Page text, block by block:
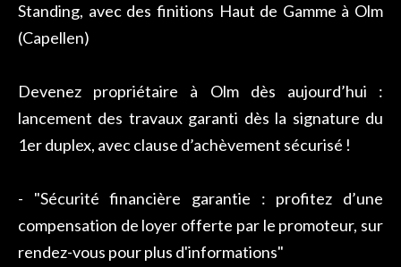
Standing, avec des finitions Haut de Gamme à Olm
(Capellen)
Devenez propriétaire à Olm dès aujourd’hui :
lancement des travaux garanti dès la signature du
1er duplex, avec clause d’achèvement sécurisé !
- "Sécurité financière garantie : profitez d’une
compensation de loyer offerte par le promoteur, sur
rendez-vous pour plus d'informations"